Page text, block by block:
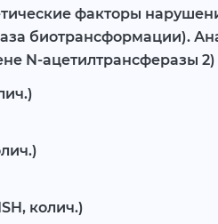
факторы
биотрансформации).
N-ацетилтрансферазы 2)
колич.)